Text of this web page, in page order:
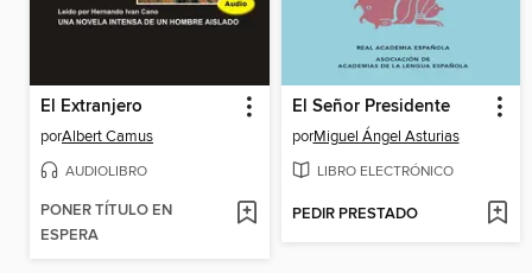
El Extranjero
porAlbert Camus
AUDIOLIBRO
PONER TÍTULO EN
ESPERA
El Señor Presidente
porMiguel Ángel Asturias
LIBRO ELECTRÓNICO
PEDIR PRESTADO